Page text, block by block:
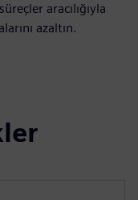
aracılığıyla
azaltın.